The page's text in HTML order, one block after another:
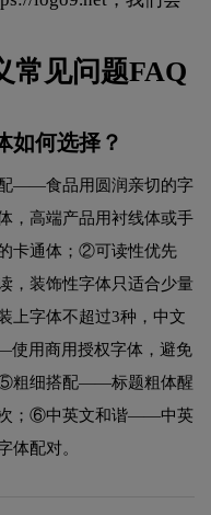
常见问题FAQ
如何选择？
——食品用圆润亲切的字
，高端产品用衬线体或手
卡通体；②可读性优先
装饰性字体只适合少量
字体不超过3种，中文
用商用授权字体，避免
⑤粗细搭配——标题粗体醒
次；⑥中英文和谐——中英
体配对。